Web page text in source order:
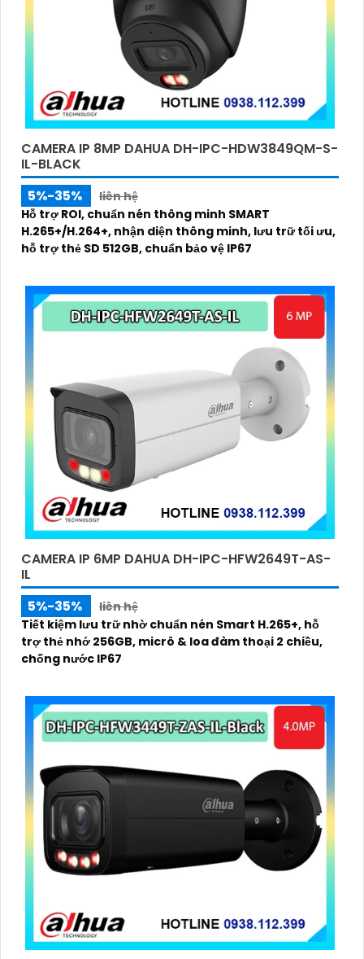
CAMERA IP 8MP DAHUA DH-IPC-HDW3849QM-S-
IL-BLACK
5%-35%
liên hệ
Hỗ trợ ROI, chuẩn nén thông minh SMART
H.265+/H.264+, nhận diện thông minh, lưu trữ tối ưu,
hỗ trợ thẻ SD 512GB, chuẩn bảo vệ IP67
CAMERA IP 6MP DAHUA DH-IPC-HFW2649T-AS-
IL
5%-35%
liên hệ
Tiết kiệm lưu trữ nhờ chuẩn nén Smart H.265+, hỗ
trợ thẻ nhớ 256GB, micrô & loa đàm thoại 2 chiều,
chống nước IP67